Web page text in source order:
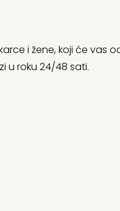
i žene, koji će vas
u roku 24/48 sati.